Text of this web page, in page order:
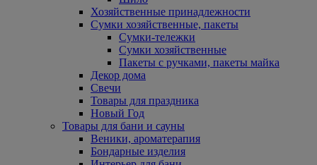
Хозяйственные принадлежности
Сумки хозяйственные, пакеты
Сумки-тележки
Сумки хозяйственные
Пакеты с ручками, пакеты майка
Декор дома
Свечи
Товары для праздника
Новый Год
Товары для бани и сауны
Веники, ароматерапия
Бондарные изделия